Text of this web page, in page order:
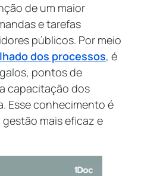
de um maior
e tarefas
públicos. Por meio
dos processos, é
pontos de
capacitação dos
Esse conhecimento é
mais eficaz e